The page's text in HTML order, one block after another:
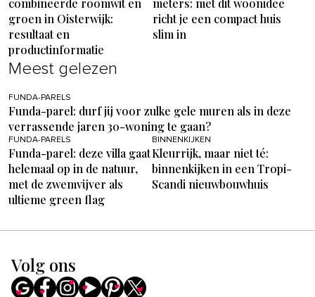
groen in Oisterwijk:
resultaat en
productinformatie
richt je een compact huis
slim in
Meest gelezen
FUNDA-PARELS
Funda-parel: durf jij voor zulke gele muren als in deze
verrassende jaren 30-woning te gaan?
FUNDA-PARELS
Funda-parel: deze villa gaat
helemaal op in de natuur,
met de zwemvijver als
ultieme green flag
BINNENKIJKEN
Kleurrijk, maar niet té:
binnenkijken in een Tropi-
Scandi nieuwbouwhuis
Volg ons